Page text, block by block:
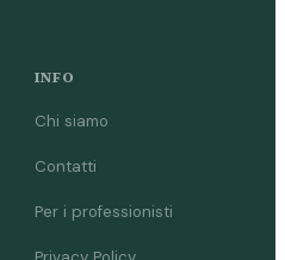
INFO
Chi siamo
Contatti
Per i professionisti